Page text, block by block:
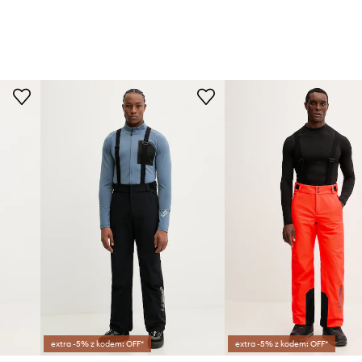
extra -5% z kodem: OFF* extra -5% z kodem: OFF*